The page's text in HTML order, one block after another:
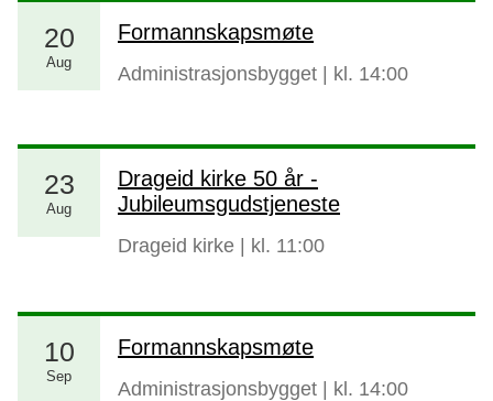
20
Aug
Formannskapsmøte
Administrasjonsbygget | kl. 14:00
23
Aug
Drageid kirke 50 år -
Jubileumsgudstjeneste
Drageid kirke | kl. 11:00
10
Sep
Formannskapsmøte
Administrasjonsbygget | kl. 14:00